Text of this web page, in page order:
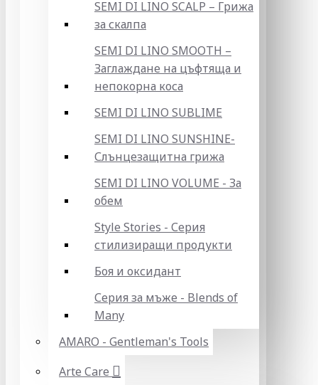
SEMI DI LINO SCALP – Грижа
за скалпа
SEMI DI LINO SMOOTH –
Заглаждане на цъфтяща и
непокорна коса
SEMI DI LINO SUBLIME
SEMI DI LINO SUNSHINE-
Слънцезащитна грижа
SEMI DI LINO VOLUME - За
обем
Style Stories - Серия
стилизиращи продукти
Боя и оксидант
Серия за мъже - Blends of
Many
AMARO - Gentleman's Tools
Arte Care